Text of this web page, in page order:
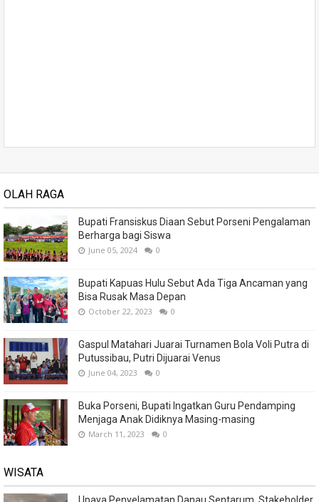
OLAH RAGA
Bupati Fransiskus Diaan Sebut Porseni Pengalaman
Berharga bagi Siswa
June 05, 2024 0
Bupati Kapuas Hulu Sebut Ada Tiga Ancaman yang
Bisa Rusak Masa Depan
October 22, 2023 0
Gaspul Matahari Juarai Turnamen Bola Voli Putra di
Putussibau, Putri Dijuarai Venus
June 04, 2023 0
Buka Porseni, Bupati Ingatkan Guru Pendamping
Menjaga Anak Didiknya Masing-masing
March 11, 2023 0
WISATA
Upaya Penyelamatan Danau Sentarum, Stakeholder